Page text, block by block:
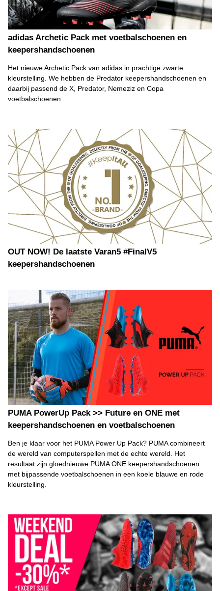
adidas Archetic Pack met voetbalschoenen en
keepershandschoenen
Het nieuwe Archetic Pack van adidas in prachtige zwarte
kleurstelling. We hebben de Predator keepershandschoenen en
daarbij passend de X, Predator, Nemeziz en Copa
voetbalschoenen.
OUT NOW! De laatste Varan5 #FinalV5
keepershandschoenen
PUMA PowerUp Pack >> Future en ONE met
keepershandschoenen en voetbalschoenen
Ben je klaar voor het PUMA Power Up Pack? PUMA combineert
de wereld van computerspellen met de echte wereld. Het
resultaat zijn gloednieuwe PUMA ONE keepershandschoenen
met bijpassende voetbalschoenen in een koele blauwe en rode
kleurstelling.